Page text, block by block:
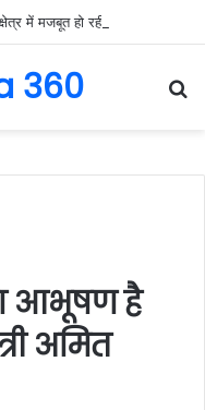
360
आभूषण है
अमित